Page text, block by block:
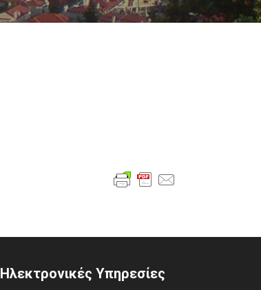
Ηλεκτρονικές Υπηρεσίες